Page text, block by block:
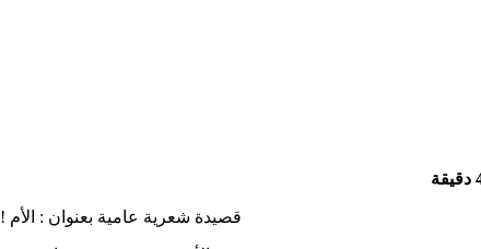
قصيدة شعرية عامية بعنوان : الأم !